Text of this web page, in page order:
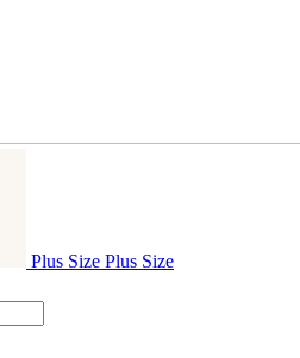
Plus Size Plus Size